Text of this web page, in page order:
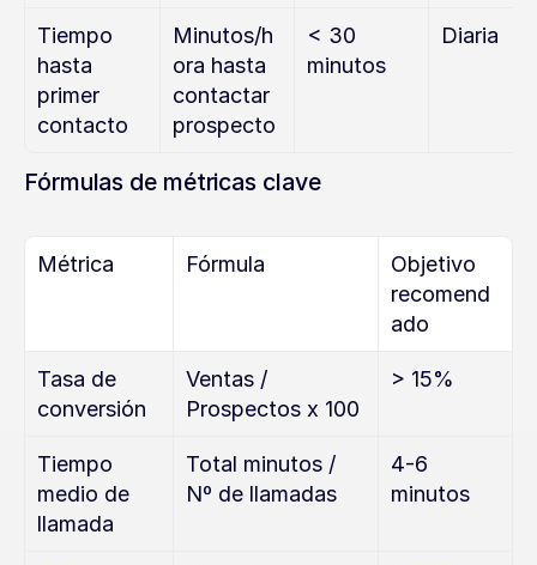
Tiempo
hasta
primer
contacto
Minutos/h
ora hasta
contactar
prospecto
< 30
minutos
Diaria
Fórmulas de métricas clave
Métrica Fórmula
Objetivo
recomend
ado
Tasa de
conversión
Ventas /
Prospectos x 100
> 15%
Tiempo
medio de
llamada
Total minutos /
Nº de llamadas
4-6
minutos